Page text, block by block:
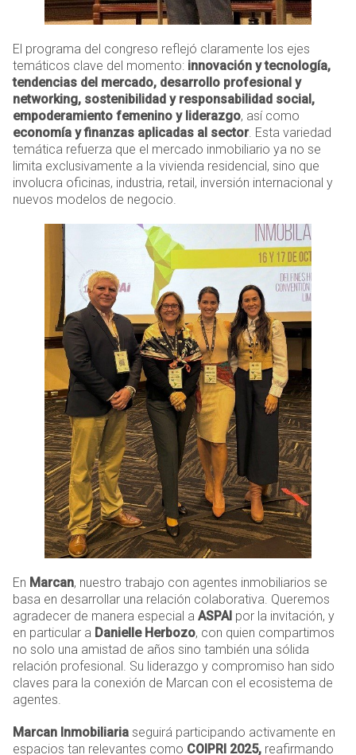
El programa del congreso reflejó claramente los ejes
temáticos clave del momento: innovación y tecnología,
tendencias del mercado, desarrollo profesional y
networking, sostenibilidad y responsabilidad social,
empoderamiento femenino y liderazgo, así como
economía y finanzas aplicadas al sector. Esta variedad
temática refuerza que el mercado inmobiliario ya no se
limita exclusivamente a la vivienda residencial, sino que
involucra oficinas, industria, retail, inversión internacional y
nuevos modelos de negocio.
En Marcan, nuestro trabajo con agentes inmobiliarios se
basa en desarrollar una relación colaborativa. Queremos
agradecer de manera especial a ASPAI por la invitación, y
en particular a Danielle Herbozo, con quien compartimos
no solo una amistad de años sino también una sólida
relación profesional. Su liderazgo y compromiso han sido
claves para la conexión de Marcan con el ecosistema de
agentes.
Marcan Inmobiliaria seguirá participando activamente en
espacios tan relevantes como COIPRI 2025, reafirmando